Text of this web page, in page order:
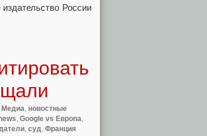
России
Медиа, новостные
, Google vs Европа,
, суд, Франция